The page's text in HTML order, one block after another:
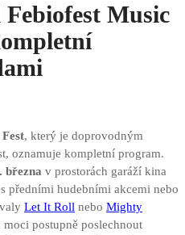
Music
, který je doprovodným
oznamuje kompletní program.
března v prostorách garáží kina
předními hudebními akcemi nebo
Let It Roll nebo Mighty
postupně poslechnout